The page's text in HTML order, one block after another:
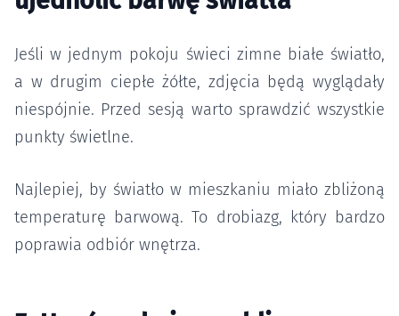
Jeśli w jednym pokoju świeci zimne białe światło,
a w drugim ciepłe żółte, zdjęcia będą wyglądały
niespójnie. Przed sesją warto sprawdzić wszystkie
punkty świetlne.
Najlepiej, by światło w mieszkaniu miało zbliżoną
temperaturę barwową. To drobiazg, który bardzo
poprawia odbiór wnętrza.